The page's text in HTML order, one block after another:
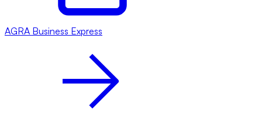
AGRA Business Express